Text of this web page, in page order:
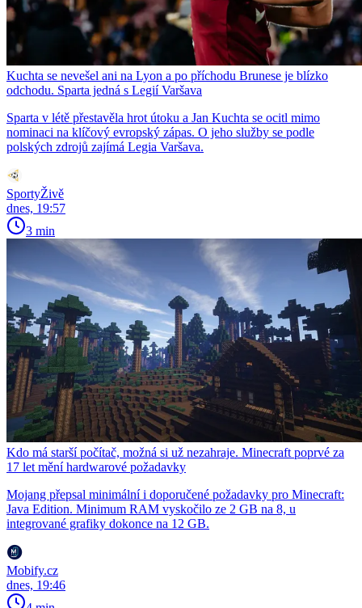
Kuchta se nevešel ani na Lyon a po příchodu Brunese je blízko
odchodu. Sparta jedná s Legií Varšava
Sparta v létě přestavěla hrot útoku a Jan Kuchta se ocitl mimo
nominaci na klíčový evropský zápas. O jeho služby se podle
polských zdrojů zajímá Legia Varšava.
SportyŽivě
dnes, 19:57
3 min
Kdo má starší počítač, možná si už nezahraje. Minecraft poprvé za
17 let mění hardwarové požadavky
Mojang přepsal minimální i doporučené požadavky pro Minecraft:
Java Edition. Minimum RAM vyskočilo ze 2 GB na 8, u
integrované grafiky dokonce na 12 GB.
Mobify.cz
dnes, 19:46